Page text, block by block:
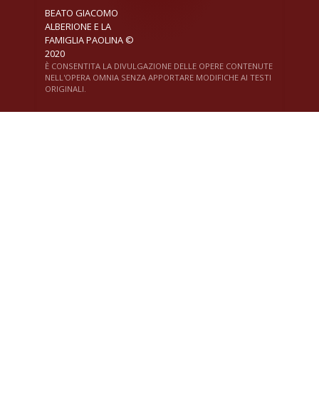
BEATO GIACOMO
ALBERIONE E LA
FAMIGLIA PAOLINA ©
2020
È CONSENTITA LA DIVULGAZIONE DELLE OPERE CONTENUTE
NELL'OPERA OMNIA SENZA APPORTARE MODIFICHE AI TESTI
ORIGINALI.